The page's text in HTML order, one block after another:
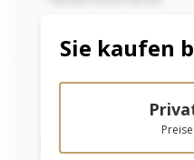
Sie kaufen